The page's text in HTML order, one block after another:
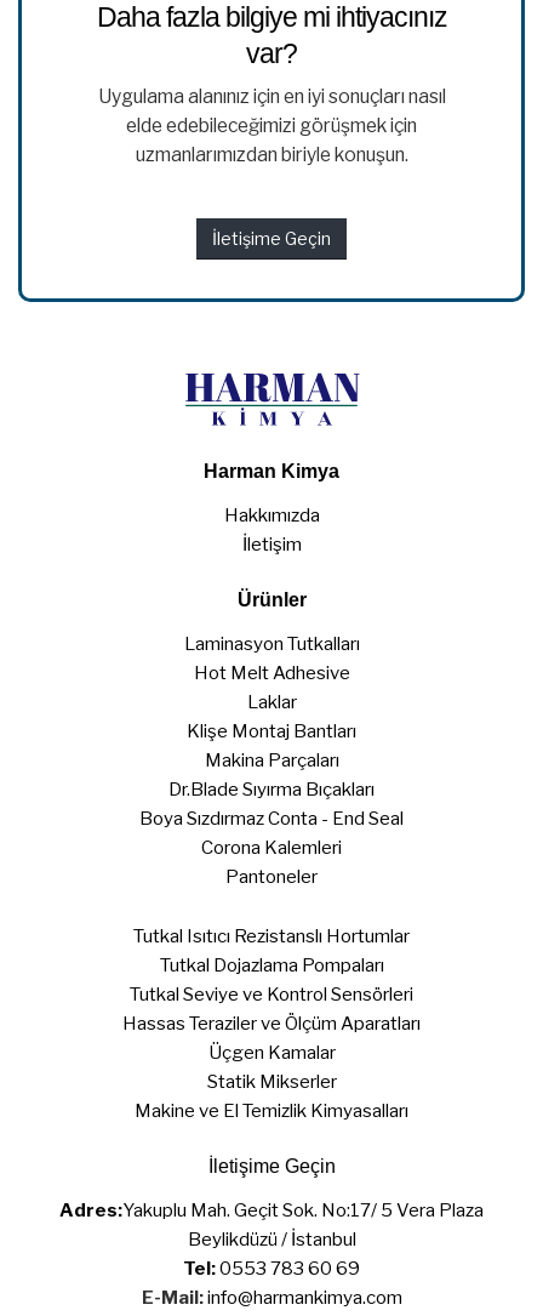
Daha fazla bilgiye mi ihtiyacınız
var?
Uygulama alanınız için en iyi sonuçları nasıl
elde edebileceğimizi görüşmek için
uzmanlarımızdan biriyle konuşun.
İletişime Geçin
Harman Kimya
Hakkımızda
İletişim
Ürünler
Laminasyon Tutkalları
Hot Melt Adhesive
Laklar
Klişe Montaj Bantları
Makina Parçaları
Dr.Blade Sıyırma Bıçakları
Boya Sızdırmaz Conta - End Seal
Corona Kalemleri
Pantoneler
Tutkal Isıtıcı Rezistanslı Hortumlar
Tutkal Dojazlama Pompaları
Tutkal Seviye ve Kontrol Sensörleri
Hassas Teraziler ve Ölçüm Aparatları
Üçgen Kamalar
Statik Mikserler
Makine ve El Temizlik Kimyasalları
İletişime Geçin
Adres:Yakuplu Mah. Geçit Sok. No:17/ 5 Vera Plaza
Beylikdüzü / İstanbul
Tel:0553 783 60 69
E-Mail:info@harmankimya.com